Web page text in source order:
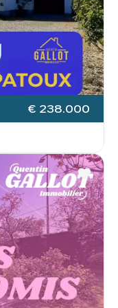
€ 238.000